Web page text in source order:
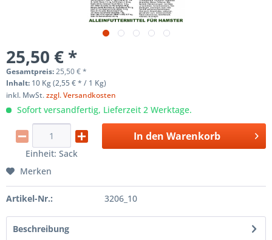
25,50 € *
Gesamtpreis:25,50€*
Inhalt: 10 Kg (2,55 € * / 1 Kg)
inkl. MwSt.zzgl. Versandkosten
Sofort versandfertig, Lieferzeit 2 Werktage.
Einheit: Sack
In den Warenkorb
Merken
Artikel-Nr.: 3206_10
Beschreibung